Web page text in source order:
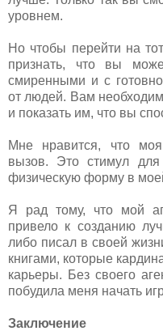
уровнем.
Но чтобы перейти на
признать, что вы
смиренными и с
от людей. Вам
и показать им, что вы
Мне нравится, что
вызов. Это стимул
физическую форму в
Я рад тому, что мой
привело к созданию
либо писал в своей
книгами, которые
карьеры. Без своего
побудила меня начать
Заключение